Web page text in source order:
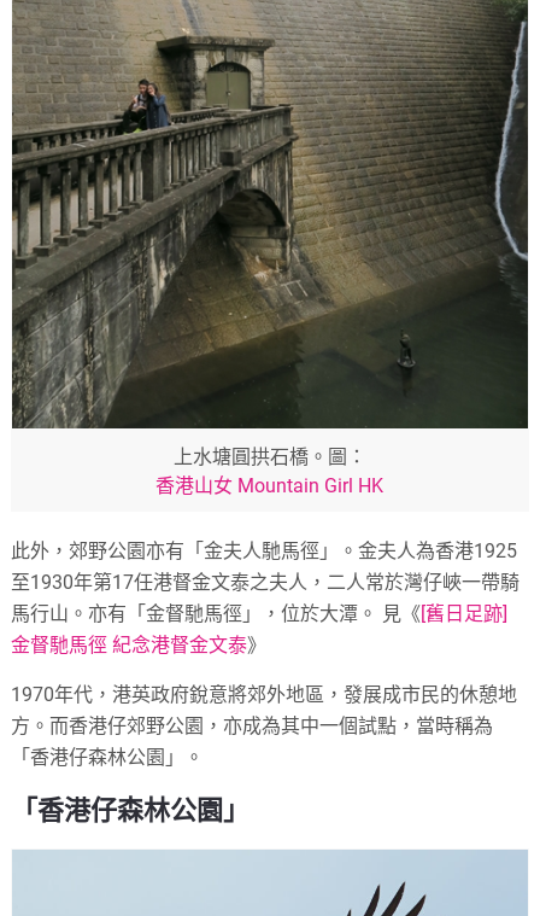
上水塘圓拱石橋。圖：
香港山女 Mountain Girl HK
此外，郊野公園亦有「金夫人馳馬徑」。金夫人為香港1925
至1930年第17任港督金文泰之夫人，二人常於灣仔峽一帶騎
馬行山。亦有「金督馳馬徑」，位於大潭。 見《 [舊日足跡]
金督馳馬徑 紀念港督金文泰》
1970年代，港英政府銳意將郊外地區，發展成市民的休憩地
方。而香港仔郊野公園，亦成為其中一個試點，當時稱為
「香港仔森林公園」。
「香港仔森林公園」